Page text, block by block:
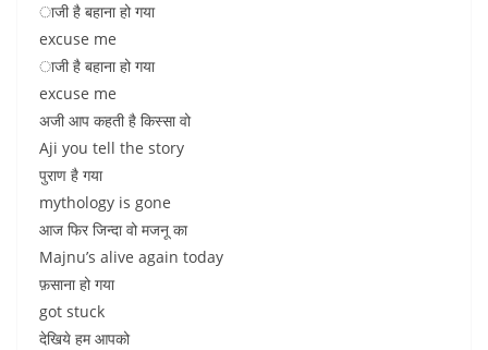
ाजी है बहाना हो गया
excuse me
ाजी है बहाना हो गया
excuse me
अजी आप कहती है किस्सा वो
Aji you tell the story
पुराण है गया
mythology is gone
आज फिर जिन्दा वो मजनू का
Majnu’s alive again today
फ़साना हो गया
got stuck
देखिये हम आपको